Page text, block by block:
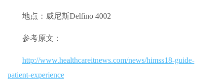
地点：威尼斯Delfino 4002
参考原文：
http://www.healthcareitnews.com/news/himss18-guide-
patient-experience